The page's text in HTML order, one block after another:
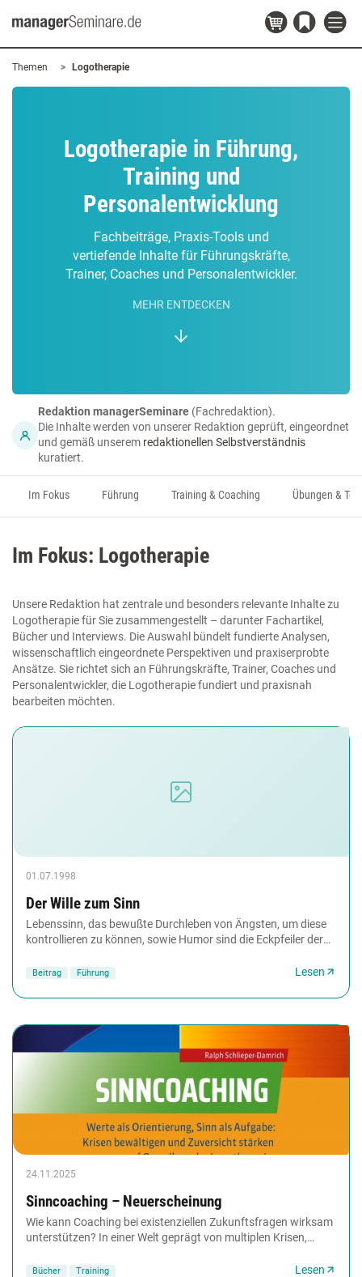
Themen Logotherapie
Logotherapie in Führung,
Training und
Personalentwicklung
Fachbeiträge, Praxis-Tools und
vertiefende Inhalte für Führungskräfte,
Trainer, Coaches und Personalentwickler.
MEHR ENTDECKEN
Redaktion managerSeminare (Fachredaktion).
Die Inhalte werden von unserer Redaktion geprüft, eingeordnet
und gemäß unserem redaktionellen Selbstverständnis
kuratiert.
Im Fokus Führung Training & Coaching Übungen &
Im Fokus: Logotherapie
Unsere Redaktion hat zentrale und besonders relevante Inhalte zu
Logotherapie für Sie zusammengestellt – darunter Fachartikel,
Bücher und Interviews. Die Auswahl bündelt fundierte Analysen,
wissenschaftlich eingeordnete Perspektiven und praxiserprobte
Ansätze. Sie richtet sich an Führungskräfte, Trainer, Coaches und
Personalentwickler, die Logotherapie fundiert und praxisnah
bearbeiten möchten.
01.07.1998
Der Wille zum Sinn
Lebenssinn, das bewußte Durchleben von Ängsten, um diese
kontrollieren zu können, sowie Humor sind die Eckpfeiler der
Beitrag Führung Lesen
24.11.2025
Sinncoaching – Neuerscheinung
Wie kann Coaching bei existenziellen Zukunftsfragen wirksam
unterstützen? In einer Welt geprägt von multiplen Krisen,
Bücher Training Lesen